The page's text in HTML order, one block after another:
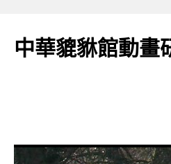
主
中華貔貅館動畫